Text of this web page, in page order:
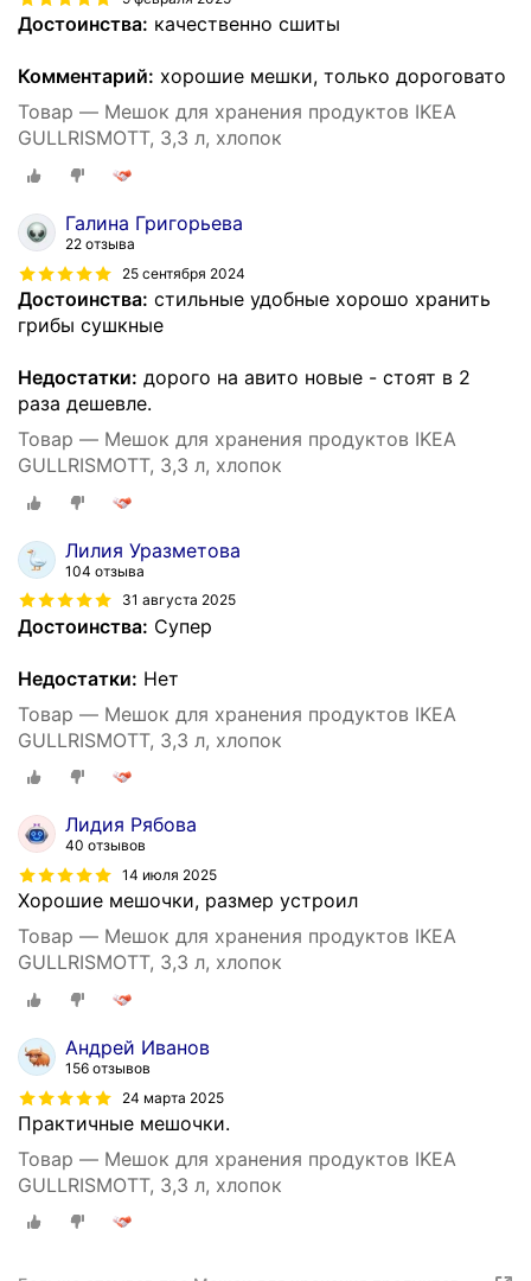
Достоинства: качественно сшиты
Комментарий: хорошие мешки, только дороговато
Товар — Мешок для хранения продуктов IKEA
GULLRISMOTT, 3,3 л, хлопок
Галина Григорьева
22 отзыва
25 сентября 2024
Достоинства: стильные удобные хорошо хранить
грибы сушкные
Недостатки: дорого на авито новые - стоят в 2
раза дешевле.
Товар — Мешок для хранения продуктов IKEA
GULLRISMOTT, 3,3 л, хлопок
Лилия Уразметова
104 отзыва
31 августа 2025
Достоинства: Супер
Недостатки: Нет
Товар — Мешок для хранения продуктов IKEA
GULLRISMOTT, 3,3 л, хлопок
Лидия Рябова
40 отзывов
14 июля 2025
Хорошие мешочки, размер устроил
Товар — Мешок для хранения продуктов IKEA
GULLRISMOTT, 3,3 л, хлопок
Андрей Иванов
156 отзывов
24 марта 2025
Практичные мешочки.
Товар — Мешок для хранения продуктов IKEA
GULLRISMOTT, 3,3 л, хлопок